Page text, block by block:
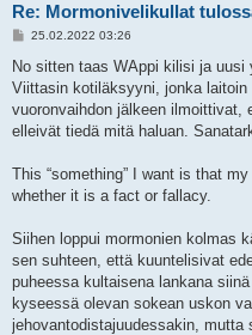
Re: Mormonivelikullat
V
e
t
i
25.02.2022 03:26
No sitten taas WAppi kilisi ja uusi
Viittasin kotiläksyyni, jonka
vuoronvaihdon jälkeen ilmoittivat,
elleivät tiedä mitä haluan.
This “something” I want is that
whether it is a fact or fallacy.
Siihen loppui mormonien kolmas
sen suhteen, että kuuntelisivat
puheessa kultaisena lankana
kyseessä olevan sokean uskon
jehovantodistajuudessakin, mutta